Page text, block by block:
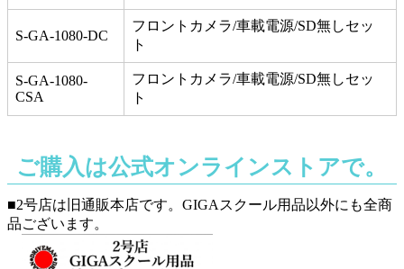
S-GA-1080-DC
フロントカメラ/車載電源/SD無しセッ
ト
S-GA-1080-
CSA
フロントカメラ/車載電源/SD無しセッ
ト
ご購入は公式オンラインストアで。
■2号店は旧通販本店です。GIGAスクール用品以外にも全商
品ございます。